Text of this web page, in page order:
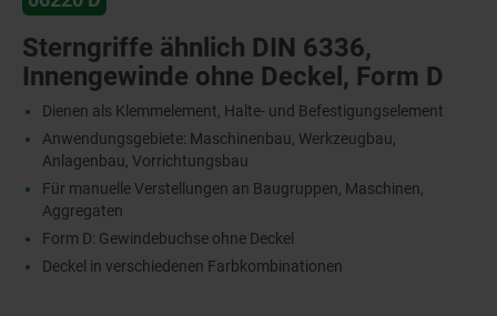
Sterngriffe ähnlich DIN 6336,
Innengewinde ohne Deckel, Form D
Dienen als Klemmelement, Halte- und Befestigungselement
Anwendungsgebiete: Maschinenbau, Werkzeugbau,
Anlagenbau, Vorrichtungsbau
Für manuelle Verstellungen an Baugruppen, Maschinen,
Aggregaten
Form D: Gewindebuchse ohne Deckel
Deckel in verschiedenen Farbkombinationen